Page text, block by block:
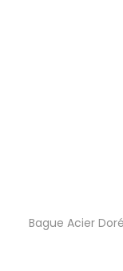
Bague Acier